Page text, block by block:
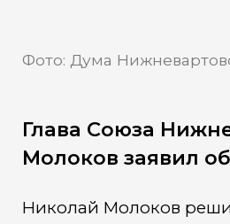
Фото: Дума
Глава Союза
Молоков заявил
Николай Молоков